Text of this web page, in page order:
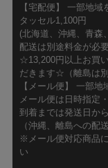
【宅配便】 一部地
タッセル1,100円
(北海道、沖縄、青森
配送は別途料金が必
☆13,200円以上お買
だきます☆（離島は
【メール便】 一部地
メール便は日時指定
到着までは発送日か
（沖縄、離島への配
※メール便対応商品
い